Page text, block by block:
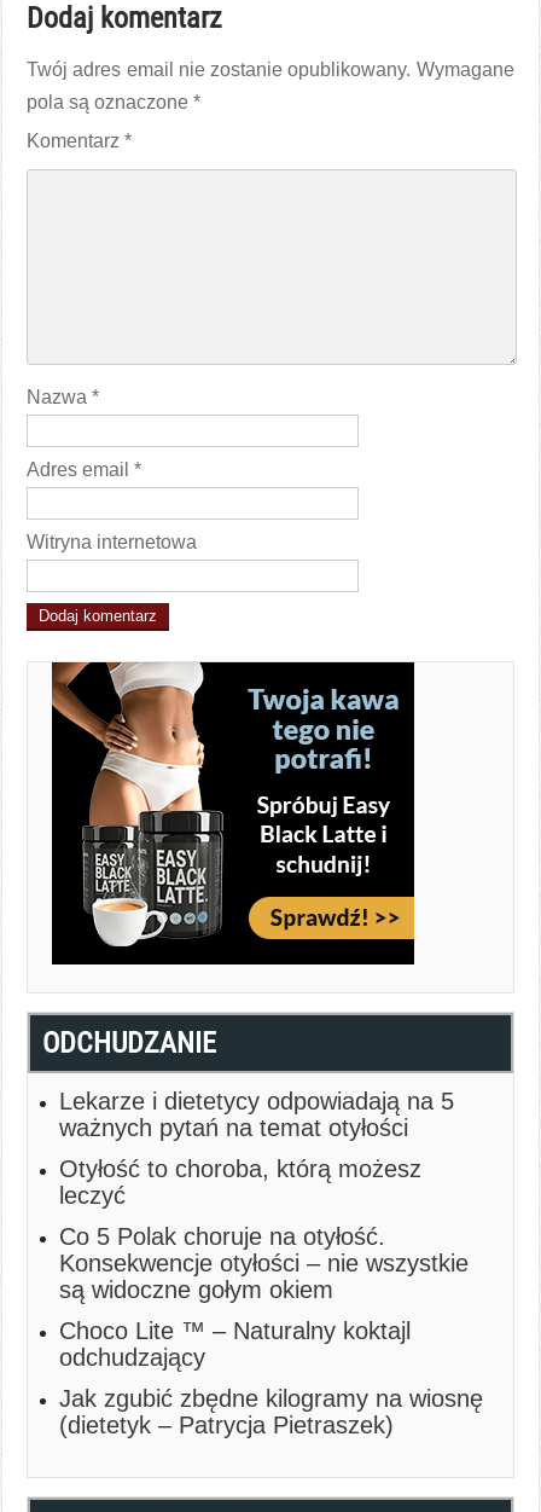
Dodaj komentarz
Twój adres email nie zostanie opublikowany. Wymagane
pola są oznaczone*
Komentarz*
Nazwa*
Adres email*
Witryna internetowa
ODCHUDZANIE
Lekarze i dietetycy odpowiadają na 5
ważnych pytań na temat otyłości
Otyłość to choroba, którą możesz
leczyć
Co 5 Polak choruje na otyłość.
Konsekwencje otyłości – nie wszystkie
są widoczne gołym okiem
Choco Lite ™ – Naturalny koktajl
odchudzający
Jak zgubić zbędne kilogramy na wiosnę
(dietetyk – Patrycja Pietraszek)